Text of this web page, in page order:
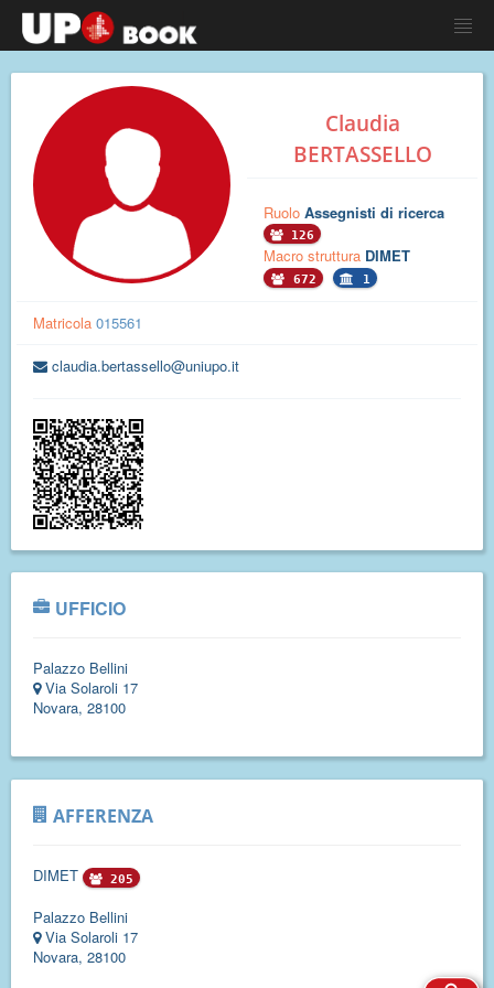
Claudia
BERTASSELLO
Ruolo Assegnisti di ricerca
126
Macro struttura DIMET
672 1
Matricola 015561
claudia.bertassello@uniupo.it
UFFICIO
Palazzo Bellini
Via Solaroli 17
Novara, 28100
AFFERENZA
DIMET 205
Palazzo Bellini
Via Solaroli 17
Novara, 28100